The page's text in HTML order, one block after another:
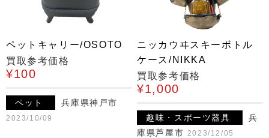
ペットキャリー/OSOTO
買取参考価格
¥100
ペット 兵庫県神戸市
2023/10/09
ニッカウヰスキーボトル
ケース/NIKKA
買取参考価格
¥1,000
趣味・スポーツ器具
兵
庫県芦屋市 2023/12/05